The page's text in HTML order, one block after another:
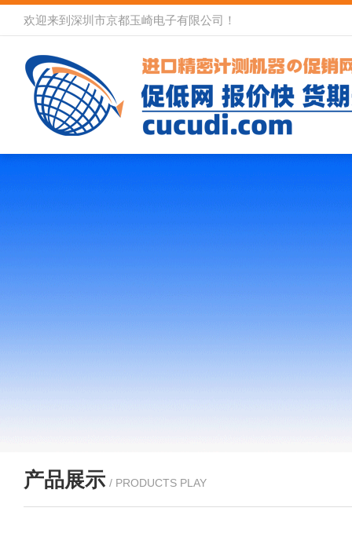
欢迎来到深圳市京都玉崎电子有限公司！
产品展示 / PRODUCTS PLAY